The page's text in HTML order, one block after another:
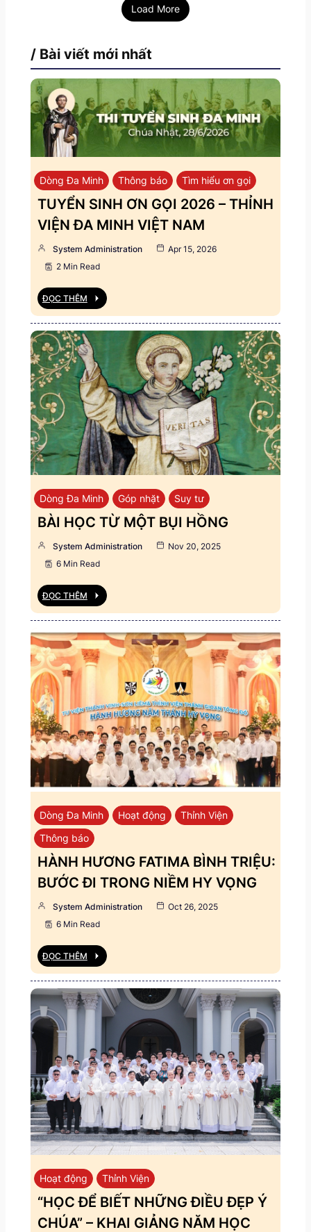
Load More
/ Bài viết mới nhất
Dòng Đa Minh Thông báo Tìm hiểu ơn gọi
TUYỂN SINH ƠN GỌI 2026 – THỈNH
VIỆN ĐA MINH VIỆT NAM
System Administration
Apr 15, 2026
2 Min Read
ĐỌC THÊM
Dòng Đa Minh Góp nhặt Suy tư
BÀI HỌC TỪ MỘT BỤI HỒNG
System Administration
Nov 20, 2025
6 Min Read
ĐỌC THÊM
Dòng Đa Minh Hoạt động
Thỉnh Viện
Thông báo
HÀNH HƯƠNG FATIMA BÌNH TRIỆU:
BƯỚC ĐI TRONG NIỀM HY VỌNG
System Administration
Oct 26, 2025
6 Min Read
ĐỌC THÊM
Hoạt động Thỉnh Viện
“HỌC ĐỂ BIẾT NHỮNG ĐIỀU ĐẸP Ý
CHÚA” – KHAI GIẢNG NĂM HỌC